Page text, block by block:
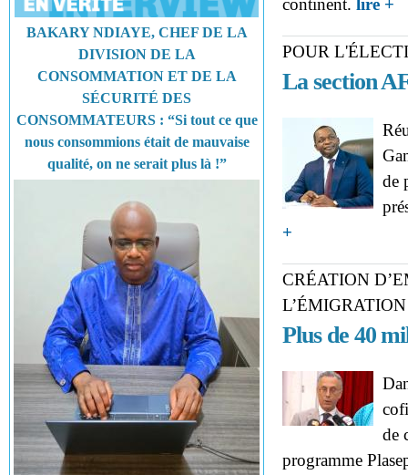
BAKARY NDIAYE, CHEF DE LA
DIVISION DE LA
CONSOMMATION ET DE LA
SÉCURITÉ DES
CONSOMMATEURS : “Si tout ce que
nous consommions était de mauvaise
qualité, on ne serait plus là !”
continent. lire +
POUR
La section
de
+
CRÉATION
L’ÉMIGRATION
Plus de 40
de
programme